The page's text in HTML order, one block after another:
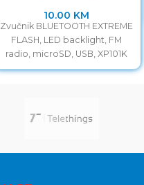
10.00 KM
Zvučnik BLUETOOTH EXTREME
FLASH, LED backlight, FM
radio, microSD, USB, XP101K